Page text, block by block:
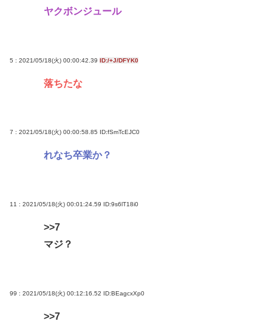
ヤクボンジュール
5 : 2021/05/18(火) 00:00:42.39 ID:/+J/DFYK0
落ちたな
7 : 2021/05/18(火) 00:00:58.85 ID:fSmTcEJC0
れなち卒業か？
11 : 2021/05/18(火) 00:01:24.59 ID:9s6lT18i0
>>7
マジ？
99 : 2021/05/18(火) 00:12:16.52 ID:BEagcxXp0
>>7